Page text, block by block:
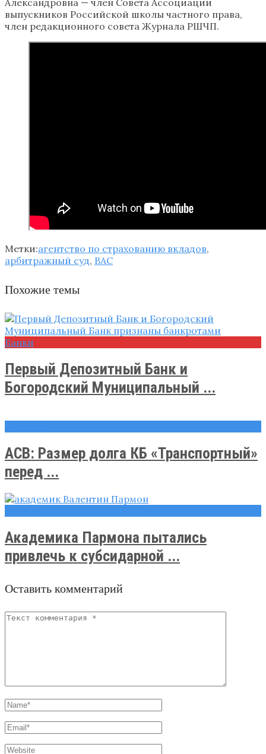
выпускников Российской школы частного права,
член редакционного совета Журнала РШЧП.
Метки:агентство по страхованию вкладов,
арбитражный суд, ВАС
Похожие темы
Банки
Первый Депозитный Банк и
Богородский Муниципальный ...
АСВ: Размер долга КБ «Транспортный»
перед ...
Академика Пармона пытались
привлечь к субсидарной ...
Оставить комментарий